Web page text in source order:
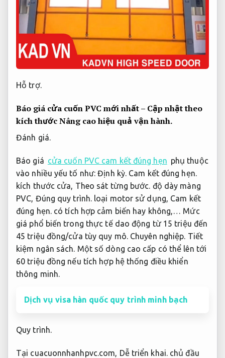
Hỗ trợ.
Báo giá cửa cuốn PVC mới nhất – Cập nhật theo
kích thướcNâng cao hiệu quả vận hành.
Đánh giá.
Báo giá cửa cuốn PVC cam kết đúng hẹn phụ thuộc
vào nhiều yếu tố như:Định kỳ. Cam kết đúng hẹn.
kích thước cửa, Theo sát từng bước. độ dày màng
PVC, Đúng quy trình. loại motor sử dụng, Cam kết
đúng hẹn.có tích hợp cảm biến hay không,… Mức
giá phổ biến trong thực tế dao động từ 15 triệu đến
45 triệu đồng/cửa tùy quy mô. Chuyên nghiệp. Tiết
kiệm ngân sách. Một số dòng cao cấp có thể lên tới
60 triệu đồng nếu tích hợp hệ thống điều khiển
thông minh.
Dịch vụ visa hàn quốc quy trình minh bạch
Quy trình.
Tại cuacuonnhanhpvc.com, Dễ triển khai.chủ đầu